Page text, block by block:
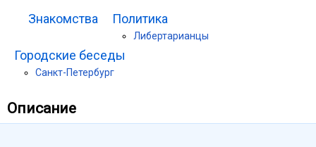
Знакомства Политика
Либертарианцы
Городские беседы
Санкт-Петербург
Описание